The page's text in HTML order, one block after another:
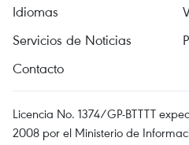
Idiomas
Servicios de Noticias
Contacto
Licencia No. 1374/GP-BTTTT
2008 por el Ministerio de